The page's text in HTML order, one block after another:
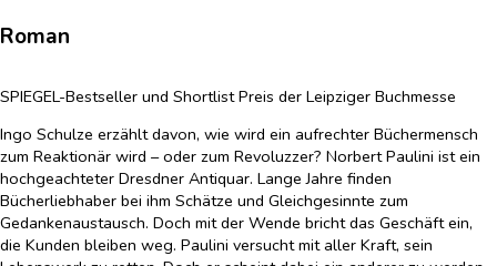
Roman
SPIEGEL-Bestseller und Shortlist Preis der Leipziger Buchmesse
Ingo Schulze erzählt davon, wie wird ein aufrechter Büchermensch
zum Reaktionär wird – oder zum Revoluzzer? Norbert Paulini ist ein
hochgeachteter Dresdner Antiquar. Lange Jahre finden
Bücherliebhaber bei ihm Schätze und Gleichgesinnte zum
Gedankenaustausch. Doch mit der Wende bricht das Geschäft ein,
die Kunden bleiben weg. Paulini versucht mit aller Kraft, sein